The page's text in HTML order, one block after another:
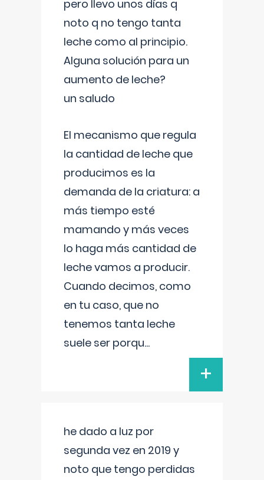
pero llevo unos días q
noto q no tengo tanta
leche como al principio.
Alguna solución para un
aumento de leche?
un saludo
El mecanismo que regula
la cantidad de leche que
producimos es la
demanda de la criatura: a
más tiempo esté
mamando y más veces
lo haga más cantidad de
leche vamos a producir.
Cuando decimos, como
en tu caso, que no
tenemos tanta leche
suele ser porqu...
+
he dado a luz por
segunda vez en 2019 y
noto que tengo perdidas